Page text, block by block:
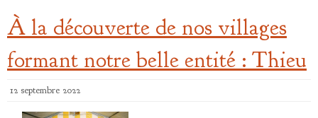
À la découverte de nos villages
formant notre belle entité : Thieu
12 septembre 2022